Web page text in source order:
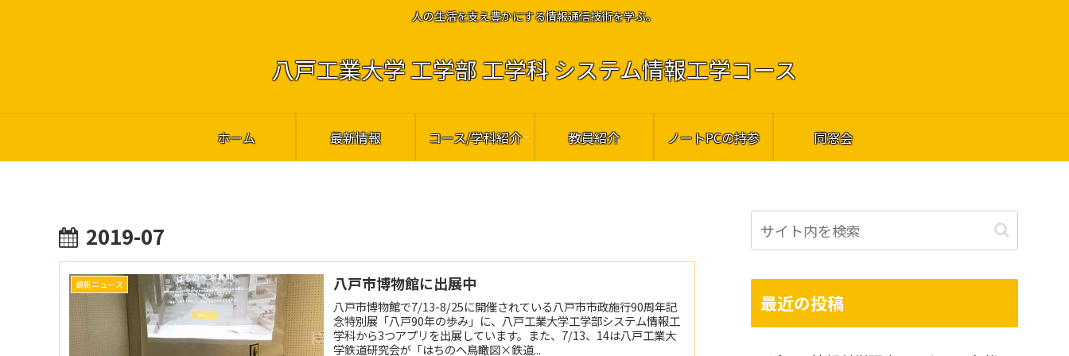
人の生活を支え豊かにする情報通信技術を学ぶ。
八戸工業大学 工学部 工学科 システム情報工学コース
ホーム 最新情報 コース/学科紹介 教員紹介 ノートPCの持参 同窓会
2019-07
最新ニュース 八戸市博物館に出展中
八戸市博物館で7/13-8/25に開催されている八戸市市政施行90周年記
念特別展「八戸90年の歩み」に、八戸工業大学工学部システム情報工
学科から3つアプリを出展しています。また、7/13、14は八戸工業大
学鉄道研究会が「はちのへ鳥瞰図×鉄道...
最近の投稿